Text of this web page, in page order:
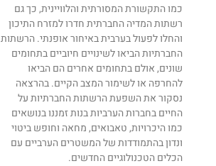
כמו התקשורת המסורתית והלוויינית, כך גם
רשתות המדיה החברתית חדרו למזרח התיכון
והחלו לפעול בערבית באיחור אופנתי. הרשתות
החברתיות הביאו לשינויים חיוביים בתחומים
שונים, אולם בתחומים אחרים הם הביאו
להחרפה או לשימור המצב הקיים. בהרצאה
נסקור את השפעת הרשתות החברתיות על
החיים בחברות הערביות בנות זמננו בנושאים
כמו היכרויות, טאבואים, מחאה וחופש ביטוי
ונדון בהתמודדות של המשטרים הערביים עם
הכלים הטכנולוגיים החדשים.